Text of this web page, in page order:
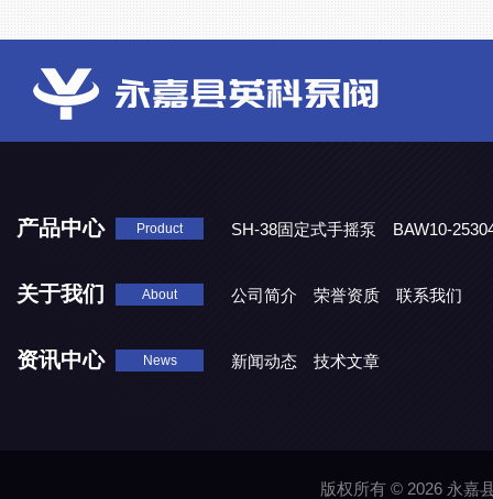
产品中心 Product SH-38固定式手摇泵
BAW10-
关于我们 About 公司简介 荣誉资质 联系我们
资讯中心 News 新闻动态 技术文章
版权所有 © 2026 永嘉